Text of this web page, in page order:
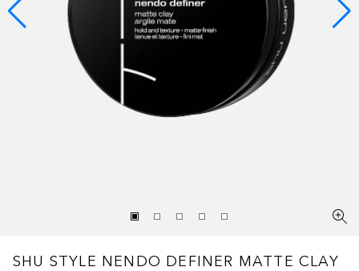
SHU STYLE NENDO DEFINER MATTE CLAY